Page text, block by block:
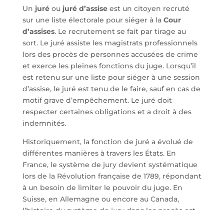
Un juréou juré d’assiseest un citoyen recruté
sur une liste électorale pour siéger à la Cour
d’assises. Le recrutement se fait par tirage au
sort. Le juré assiste les magistrats professionnels
lors des procès de personnes accusées de crime
et exerce les pleines fonctions du juge. Lorsqu’il
est retenu sur une liste pour siéger à une session
d’assise, le juré est tenu de le faire, sauf en cas de
motif grave d’empêchement. Le juré doit
respecter certaines obligations et a droit à des
indemnités.
Historiquement, la fonction de juré a évolué de
différentes manières à travers les États. En
France, le système de jury devient systématique
lors de la Révolution française de 1789, répondant
à un besoin de limiter le pouvoir du juge. En
Suisse, en Allemagne ou encore au Canada,